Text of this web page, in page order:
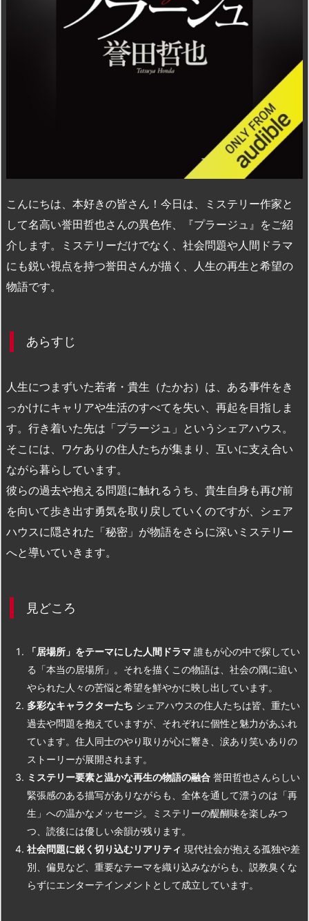
こんにちは、本好きの皆さん！今日は、ミステリー作家と
して名高い誉田哲也さんの異色作、『プラージュ』をご紹
介します。ミステリーだけでなく、社会問題や人間ドラマ
にも鋭い視点を持つ誉田さんが描く、人生の再生と希望の
物語です。
あらすじ
人生につまずいた若者・貴生（たかお）は、ある事件をき
っかけにキャリアや生活のすべてを失い、再起を目指しま
す。行き着いた先は「プラージュ」というシェアハウス。
そこには、ワケありの住人たちが集まり、互いに支え合い
ながら暮らしています。
彼らの過去や抱える問題に触れるうち、貴生自身も再び前
を向いて歩き出す勇気を取り戻していくのですが、シェア
ハウスに隠された「秘密」が物語をさらに深いミステリー
へと導いていきます。
見どころ
「居場所」をテーマにした人間ドラマ 誰もが心の中で探してい
る「本当の居場所」。それを描くこの物語は、社会の隅に追い
やられた人々の苦悩と希望を鮮やかに映し出しています。
多彩なキャラクターたち シェアハウスの住人たちは皆、重たい
過去や問題を抱えていますが、それぞれに個性と魅力があふれ
ています。住人同士のやり取りが心に響き、涙あり笑いありの
ストーリーが展開されます。
ミステリー要素と温かな再生の物語の融合 誉田哲也さんらしい
緊張感のある描写がありながらも、全体を通して漂うのは「再
生」への温かなメッセージ。ミステリーの醍醐味を楽しみつ
つ、読後には優しい余韻が残ります。
社会問題に鋭く切り込むリアリティ 現代社会が抱える孤独や差
別、偏見など、重要なテーマを織り込みながらも、説教臭くな
らずにエンターテインメントとして成立しています。